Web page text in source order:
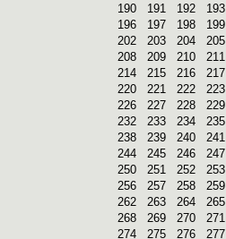
190
191 192 193
196
197 198 199
202
203 204 205
208
209 210 211
214
215 216 217
220
221 222 223
226
227 228 229
232
233 234 235
238
239 240 241
244
245 246 247
250
251 252 253
256
257 258 259
262
263 264 265
268
269 270 271
274
275 276 277